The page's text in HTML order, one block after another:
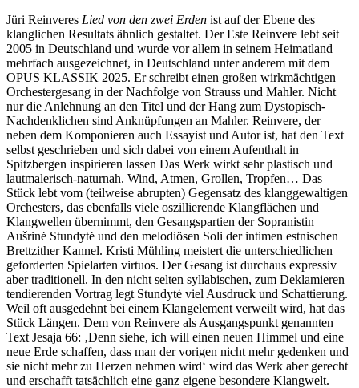
Jüri Reinveres Lied von den zwei Erden ist auf der Ebene des
klanglichen Resultats ähnlich gestaltet. Der Este Reinvere lebt seit
2005 in Deutschland und wurde vor allem in seinem Heimatland
mehrfach ausgezeichnet, in Deutschland unter anderem mit dem
OPUS KLASSIK 2025. Er schreibt einen großen wirkmächtigen
Orchestergesang in der Nachfolge von Strauss und Mahler. Nicht
nur die Anlehnung an den Titel und der Hang zum Dystopisch-
Nachdenklichen sind Anknüpfungen an Mahler. Reinvere, der
neben dem Komponieren auch Essayist und Autor ist, hat den Text
selbst geschrieben und sich dabei von einem Aufenthalt in
Spitzbergen inspirieren lassen Das Werk wirkt sehr plastisch und
lautmalerisch-naturnah. Wind, Atmen, Grollen, Tropfen… Das
Stück lebt vom (teilweise abrupten) Gegensatz des klanggewaltigen
Orchesters, das ebenfalls viele oszillierende Klangflächen und
Klangwellen übernimmt, den Gesangspartien der Sopranistin
Aušrinė Stundytė und den melodiösen Soli der intimen estnischen
Brettzither Kannel. Kristi Mühling meistert die unterschiedlichen
geforderten Spielarten virtuos. Der Gesang ist durchaus expressiv
aber traditionell. In den nicht selten syllabischen, zum Deklamieren
tendierenden Vortrag legt Stundytė viel Ausdruck und Schattierung.
Weil oft ausgedehnt bei einem Klangelement verweilt wird, hat das
Stück Längen. Dem von Reinvere als Ausgangspunkt genannten
Text Jesaja 66: ‚Denn siehe, ich will einen neuen Himmel und eine
neue Erde schaffen, dass man der vorigen nicht mehr gedenken und
sie nicht mehr zu Herzen nehmen wird‘ wird das Werk aber gerecht
und erschafft tatsächlich eine ganz eigene besondere Klangwelt.